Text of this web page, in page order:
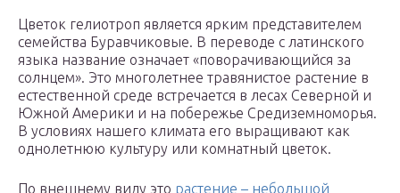
Цветок гелиотроп является ярким представителем
семейства Буравчиковые. В переводе с латинского
языка название означает «поворачивающийся за
солнцем». Это многолетнее травянистое растение в
естественной среде встречается в лесах Северной и
Южной Америки и на побережье Средиземноморья.
В условиях нашего климата его выращивают как
однолетнюю культуру или комнатный цветок.
По внешнему виду это растение – небольшой